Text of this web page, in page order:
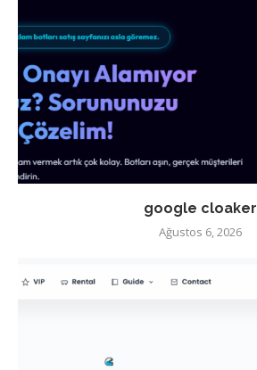
google cloaker
Ağustos 6, 2026